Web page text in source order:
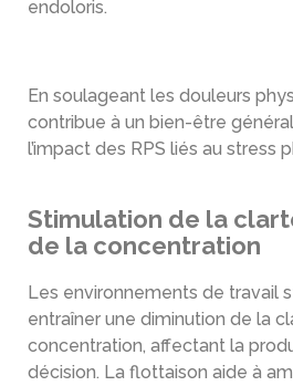
endoloris.
En soulageant les douleurs
contribue à un bien-être
l’impact des RPS liés au stress
Stimulation de la
de la concentration
Les environnements de travail
entraîner une diminution de la
concentration, affectant la
décision. La flottaison aide à